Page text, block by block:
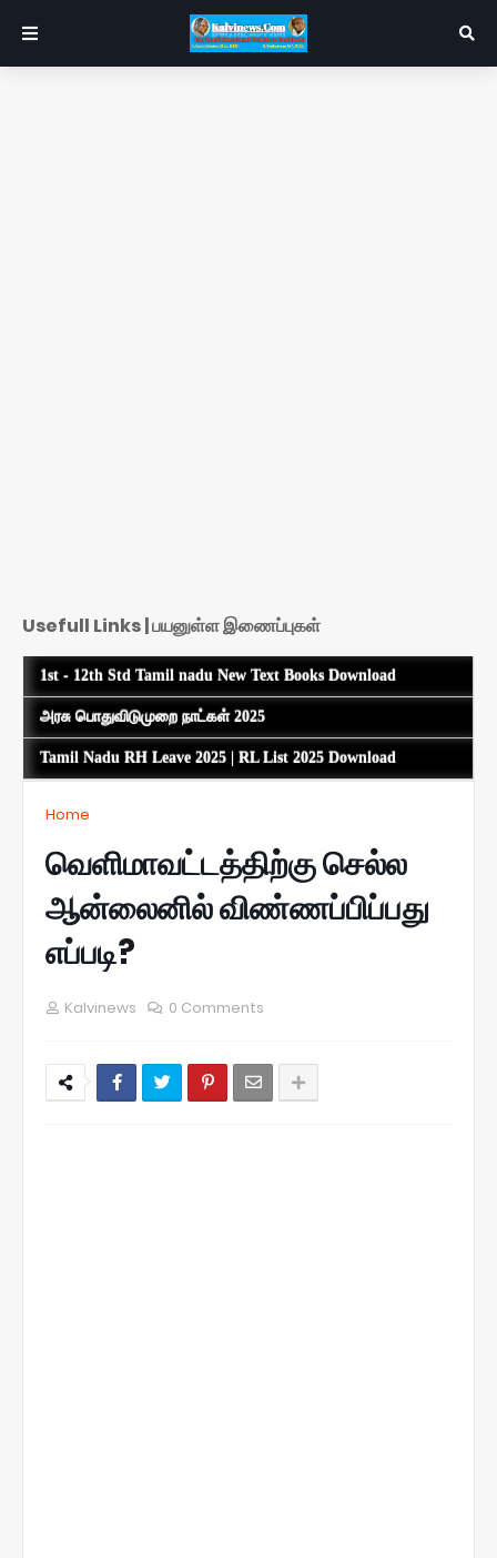
Usefull Links | பயனுள்ள இணைப்புகள்
1st - 12th Std Tamil nadu New Text Books Download
அரசு பொதுவிடுமுறை நாட்கள் 2025
Tamil Nadu RH Leave 2025 | RL List 2025 Download
Home
வெளிமாவட்டத்திற்கு செல்ல
ஆன்லைனில் விண்ணப்பிப்பது
எப்படி?
Kalvinews 0 Comments